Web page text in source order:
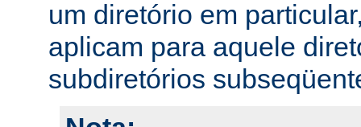
um diretório em
aplicam para aquele
subdiretórios